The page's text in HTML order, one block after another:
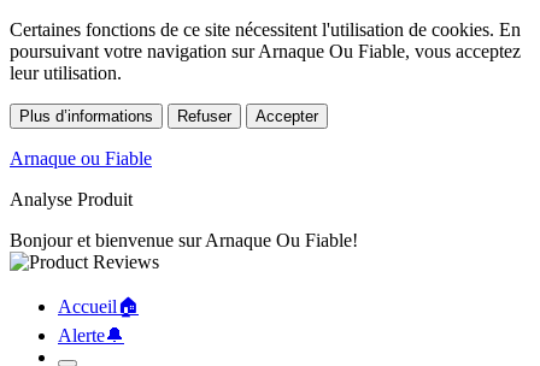
Certaines fonctions de ce site nécessitent l'utilisation de cookies. En
poursuivant votre navigation sur Arnaque Ou Fiable, vous acceptez
leur utilisation.
Plus d’informations Refuser Accepter
Arnaque ou Fiable
Analyse Produit
Bonjour et bienvenue sur Arnaque Ou Fiable!
Accueil🏠︎
Alerte🔔︎